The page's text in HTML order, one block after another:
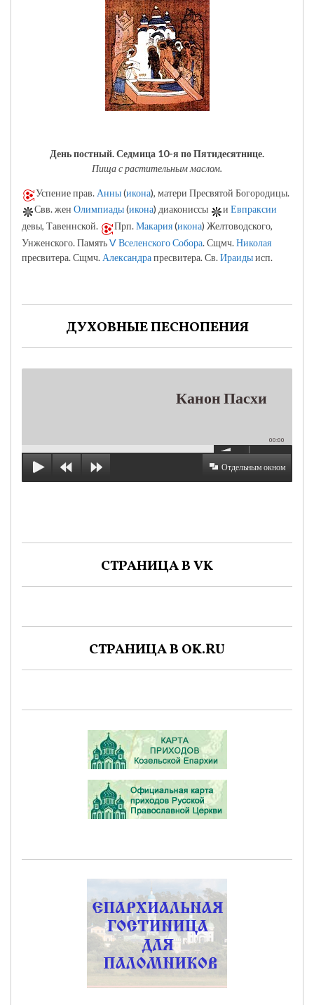
День постный.Седмица 10-я по Пятидесятнице.
Пища с растительным маслом.
Успение прав. Анны(икона), матери Пресвятой Богородицы.
Свв. жен Олимпиады(икона) диакониссы и Евпраксии
девы, Тавеннской.
Прп.Макария(икона) Желтоводского,
Унженского. ПамятьV Вселенского Собора. Сщмч.Николая
пресвитера. Сщмч. Александрапресвитера. Св.Ираидыисп.
ДУХОВНЫЕ ПЕСНОПЕНИЯ
Канон Пасхи
00:00
Отдельным окном
СТРАНИЦА В VK
СТРАНИЦА В OK.RU